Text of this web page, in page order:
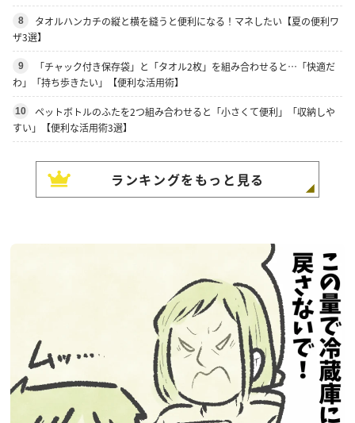
8
タオルハンカチの縦と横を縫うと便利になる！マネしたい【夏の便利ワ
ザ3選】
9
「チャック付き保存袋」と「タオル2枚」を組み合わせると…「快適だ
わ」「持ち歩きたい」【便利な活用術】
10
ペットボトルのふたを2つ組み合わせると「小さくて便利」「収納しや
すい」【便利な活用術3選】
ランキングをもっと見る